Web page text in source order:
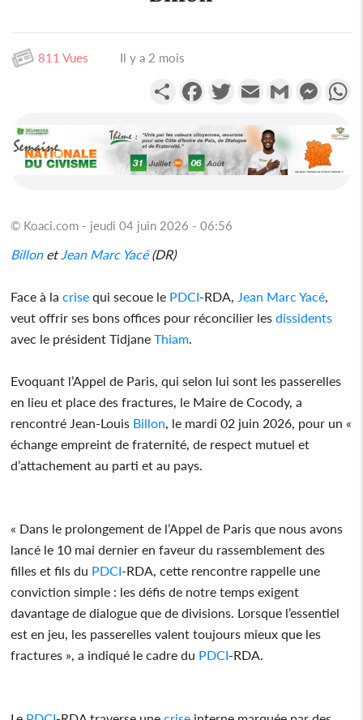
811 Vues Il y a 2 mois
PartagerFacebookTwitterEmail Gmail
© Koaci.com - jeudi 04 juin 2026 - 06:56
BillonetJean Marc Yacé(DR)
Face à lacrise qui secoue le PDCI-RDA, Jean Marc Yacé,
veut offrir ses bons offices pour réconcilier lesdissidents
avec le président TidjaneThiam.
Evoquant l’Appel de Paris, qui selon lui sont les passerelles
en lieu et place des fractures, le Maire de Cocody, a
rencontré Jean-Louis Billon, le mardi 02 juin 2026, pour un «
échange empreint de fraternité, de respect mutuel et
d’attachement au parti et au pays.
« Dans le prolongement de l’Appel de Paris que nous avons
lancé le 10 mai dernier en faveur du rassemblement des
filles et fils du PDCI-RDA, cette rencontre rappelle une
conviction simple : les défis de notre temps exigent
davantage de dialogue que de divisions. Lorsque l’essentiel
est en jeu, les passerelles valent toujours mieux que les
fractures », a indiqué le cadre du PDCI-RDA.